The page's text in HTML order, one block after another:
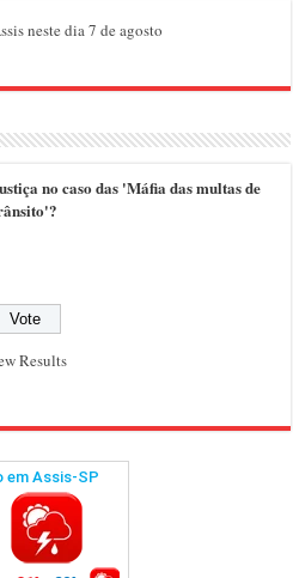
neste dia 7 de agosto
no caso das 'Máfia das multas de
Results